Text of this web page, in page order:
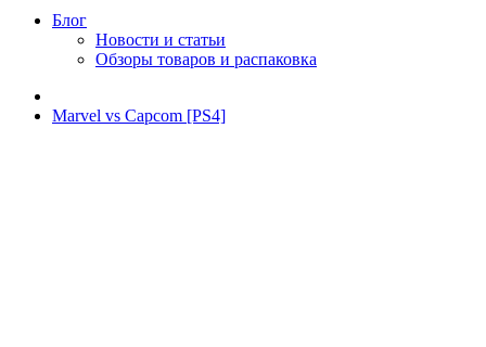
Блог
Новости и статьи
Обзоры товаров и распаковка
Marvel vs Capcom [PS4]